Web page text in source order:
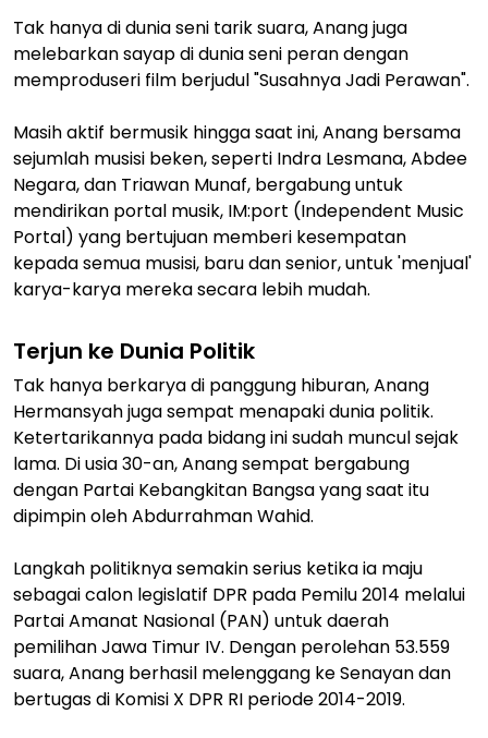
Tak hanya di dunia seni tarik suara, Anang juga
melebarkan sayap di dunia seni peran dengan
memproduseri film berjudul "Susahnya Jadi Perawan".
Masih aktif bermusik hingga saat ini, Anang bersama
sejumlah musisi beken, seperti Indra Lesmana, Abdee
Negara, dan Triawan Munaf, bergabung untuk
mendirikan portal musik, IM:port (Independent Music
Portal) yang bertujuan memberi kesempatan
kepada semua musisi, baru dan senior, untuk 'menjual'
karya-karya mereka secara lebih mudah.
Terjun ke Dunia Politik
Tak hanya berkarya di panggung hiburan, Anang
Hermansyah juga sempat menapaki dunia politik.
Ketertarikannya pada bidang ini sudah muncul sejak
lama. Di usia 30-an, Anang sempat bergabung
dengan Partai Kebangkitan Bangsa yang saat itu
dipimpin oleh Abdurrahman Wahid.
Langkah politiknya semakin serius ketika ia maju
sebagai calon legislatif DPR pada Pemilu 2014 melalui
Partai Amanat Nasional (PAN) untuk daerah
pemilihan Jawa Timur IV. Dengan perolehan 53.559
suara, Anang berhasil melenggang ke Senayan dan
bertugas di Komisi X DPR RI periode 2014-2019.